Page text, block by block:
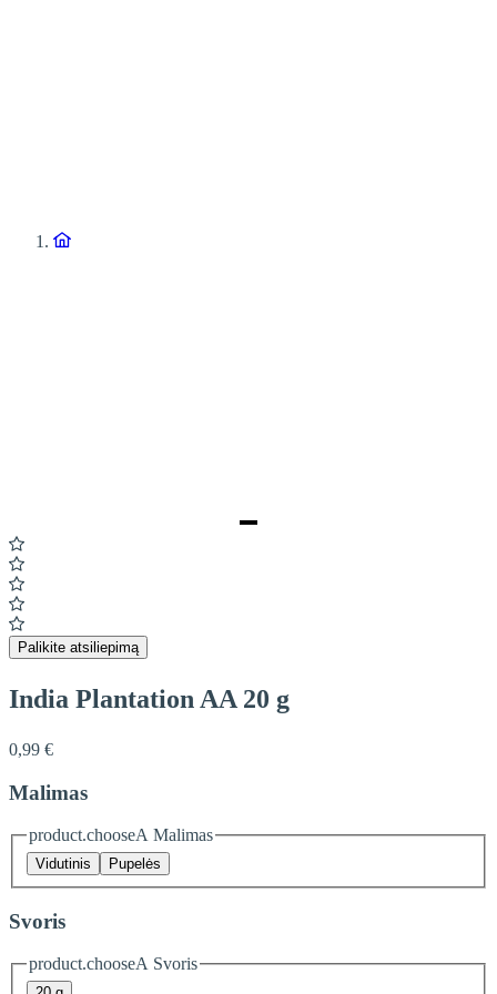
Item
1
of
1
Palikite atsiliepimą
India Plantation AA 20 g
0,99 €
Malimas
product.chooseA Malimas
Vidutinis Pupelės
Svoris
product.chooseA Svoris